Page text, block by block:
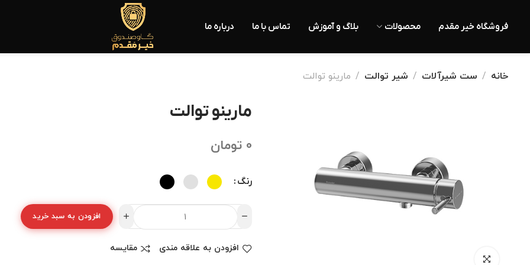
فروشگاه خیر مقدم محصولات بلاگ و آموزش تماس با ما درباره ما
خانه ست شیرآلات شیر توالت مارینو توالت
مارینو توالت
0 تومان
رنگ
افزودن به سبد خرید
افزودن به علاقه مندی مقایسه